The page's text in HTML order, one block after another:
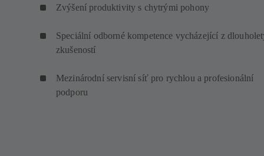
Zvýšení produktivity s chytrými pohony
Speciální odborné kompetence vycházející z
zkušeností
Mezinárodní servisní síť pro rychlou a profesionální
podporu